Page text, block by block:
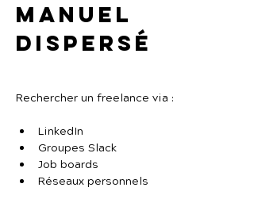
manuel
dispersé
Rechercher un freelance via :
LinkedIn
Groupes Slack
Job boards
Réseaux personnels